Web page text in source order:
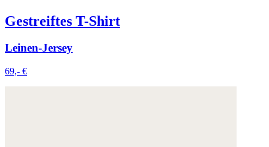
Gestreiftes T-Shirt
Leinen-Jersey
69,- €